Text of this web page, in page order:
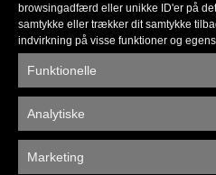
browsingadfærd eller unikke ID'er på
samtykke eller trækker dit samtykke
indvirkning på visse funktioner og
Funktionelle
Analytiske
Marketing
Privatlivspolitik